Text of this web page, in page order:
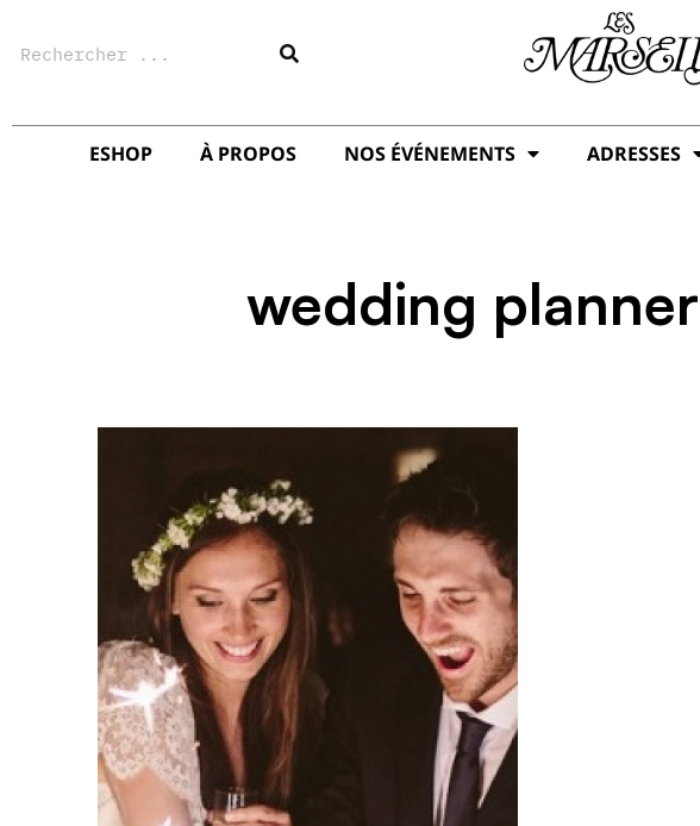
ESHOP À PROPOS NOS ÉVÉNEMENTS ADRESSES
wedding planner